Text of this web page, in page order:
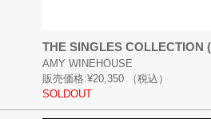
THE SINGLES COLLECTION
AMY WINEHOUSE
販売価格:¥20,350
（税込）
SOLDOUT